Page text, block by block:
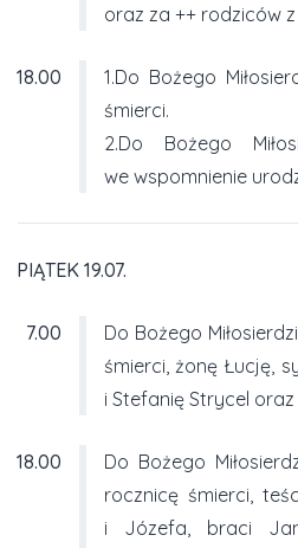
oraz za ++ rodziców
18.00
1.Do Bożego
śmierci.
2.Do Bożego
we wspomnienie
PIĄTEK 19.07.
7.00
Do Bożego
śmierci, żonę Łucję,
i Stefanię Strycel
18.00
Do Bożego
rocznicę śmierci,
i Józefa, braci